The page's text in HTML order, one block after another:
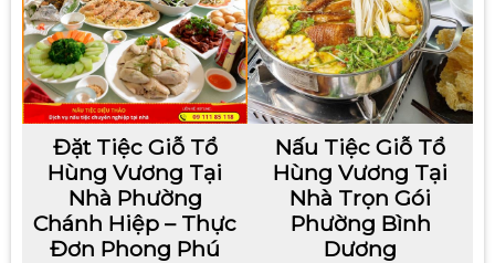
Đặt Tiệc Giỗ Tổ
Hùng Vương Tại
Nhà Phường
Chánh Hiệp – Thực
Đơn Phong Phú
Nấu Tiệc Giỗ Tổ
Hùng Vương Tại
Nhà Trọn Gói
Phường Bình
Dương